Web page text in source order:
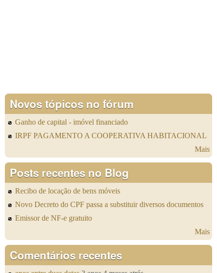
Novos tópicos no fórum
Ganho de capital - imóvel financiado
IRPF PAGAMENTO A COOPERATIVA HABITACIONAL
Mais
Posts recentes no Blog
Recibo de locação de bens móveis
Novo Decreto do CPF passa a substituir diversos documentos
Emissor de NF-e gratuito
Mais
Comentários recentes